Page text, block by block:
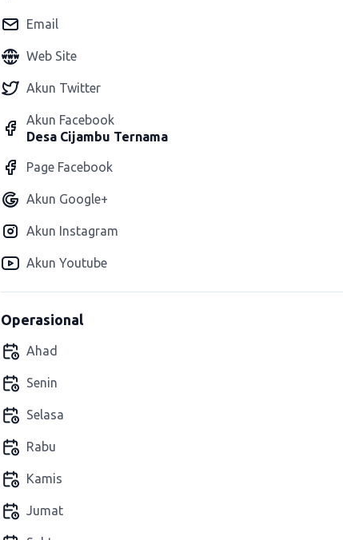
Email
Web Site
Akun Twitter
Akun Facebook
Desa Cijambu Ternama
Page Facebook
Akun Google+
Akun Instagram
Akun Youtube
Operasional
Ahad
Senin
Selasa
Rabu
Kamis
Jumat